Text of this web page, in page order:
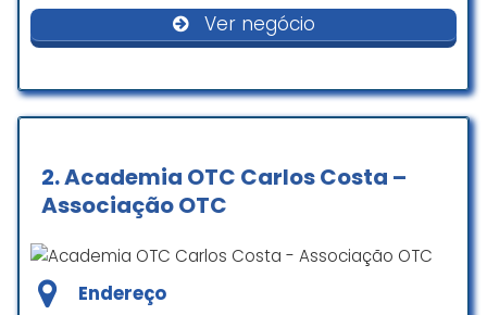
Piscina
Cartão de crédito
fevereiro não sabia nadar, em
menos de 2 meses já estava
indico!
Juliano Silva
1000.
Ver negócio
2.Academia OTC Carlos Costa –
Associação OTC
Endereço